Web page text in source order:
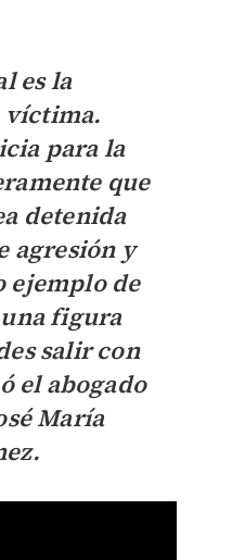
es la
víctima.
para la
que
detenida
agresión y
ejemplo de
figura
salir con
el abogado
María